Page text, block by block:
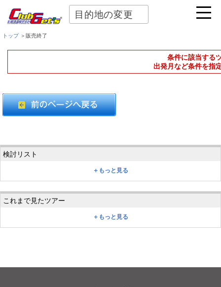
目的地の変更
トップ＞販売終了
条件に該当する
出発月など条件を指
＋もっと見る
＋もっと見る